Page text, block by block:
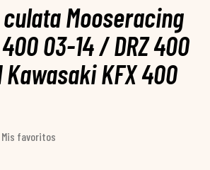
Mooseracing
03-14 / DRZ 400
Kawasaki KFX 400
Mis favoritos